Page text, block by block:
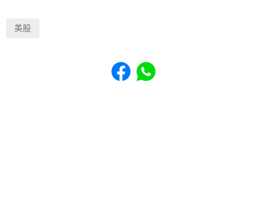
美股
Share to Facebook
Share to WhatsApp